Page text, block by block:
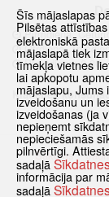
Pirmdiena,
Otrdiena,
Piektdiena: 8.30
Klātienes
Sākums
© 2021 Rīgas
Šīs mājaslapas
Pilsētas
elektroniskā
mājaslapā tiek
tīmekļa vietnes
lai apkopotu
mājaslapu, Jums
izveidošanu un
izveidošanas (ja
nepieņemt
nepieciešamās
pilnvērtīgi.
sadaļā
informācija par
sadaļā